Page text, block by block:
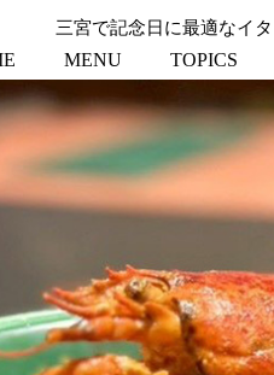
三宮で記念日に最適なイタ
MENU TOPICS